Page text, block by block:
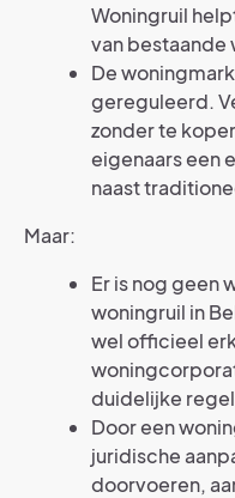
Woningruil
van bestaande
De
gereguleerd.
zonder te
eigenaars een
naast
Maar:
Er is nog geen
woningruil in
wel officieel
duidelijke
Door een
juridische
doorvoeren,